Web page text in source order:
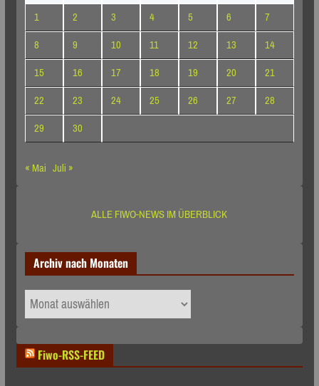
1
2 3 4 5 6
7
8
9 10 11 12 13
14
15
16 17 18 19 20
21
22
23 24 25 26 27
28
29
30
« Mai Juli »
ALLE FIWO-NEWS IM ÜBERBLICK
Archiv nach Monaten
Archiv
nach
Fiwo-RSS-FEED